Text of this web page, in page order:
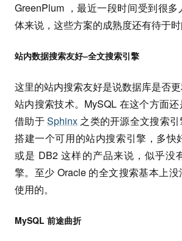
GreenPlum ，最近一段时间受到很
体来说，这些方案的成熟度还有待于时
站内数据搜索友好–全文搜索引擎
这里的站内搜索友好是说数据库是否
站内搜索技术。MySQL 在这个方面
借助于Sphinx 之类的开源全文搜索
搭建一个可用的站内搜索引擎，多快
或是 DB2 这样的产品来说，似乎没
擎。至少 Oracle 的全文搜索基本上
使用的。
MySQL 前途曲折